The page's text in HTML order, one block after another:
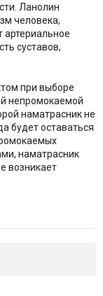
Ланолин
человека,
артериальное
суставов,
при выборе
непромокаемой
наматрасник не
будет оставаться
наматрасник
возникает